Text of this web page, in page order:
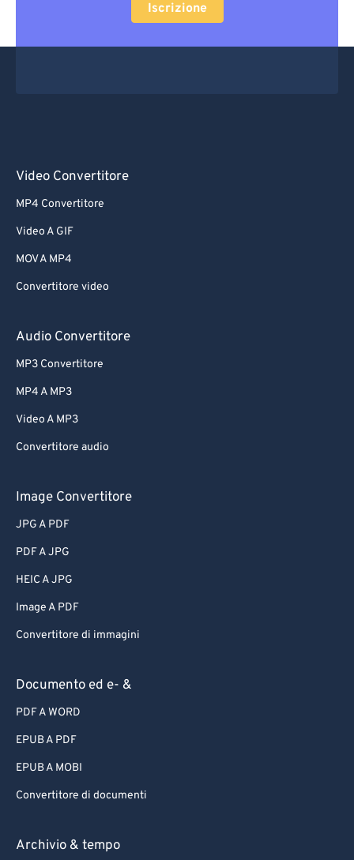
Iscrizione
Video Convertitore
MP4 Convertitore
Video A GIF
MOV A MP4
Convertitore video
Audio Convertitore
MP3 Convertitore
MP4 A MP3
Video A MP3
Convertitore audio
Image Convertitore
JPG A PDF
PDF A JPG
HEIC A JPG
Image A PDF
Convertitore di immagini
Documento ed e- &
PDF A WORD
EPUB A PDF
EPUB A MOBI
Convertitore di documenti
Archivio & tempo